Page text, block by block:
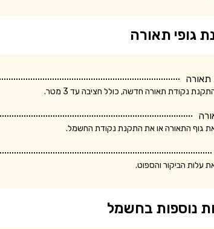
גופי תאורה
נקודת תאורה חדשה, כולל חציבה עד 3 מטר.
את גוף התאורה או את התקנת נקודת החשמל.
עלות הביקור והספוט.
נוספות בחשמל